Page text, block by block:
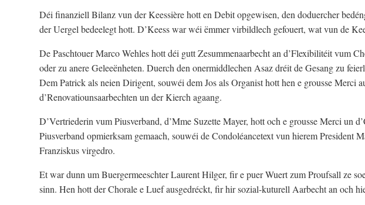
Déi finanziell Bilanz vun der Keessière hott en Debit opgewisen, den doduercher
der Uergel bedeelegt hott. D’Keess war wéi ëmmer virbildlech gefouert, wat vun de
De Paschtouer Marco Wehles hott déi gutt Zesummenaarbecht an d’Flexibilitéit vum
oder zu anere Geleeënheten. Duerch den onermiddlechen Asaz dréit de Gesang zu
Dem Patrick als neien Dirigent, souwéi dem Jos als Organist hott hen e grousse Merci
d’Renovatiounsaarbechten un der Kierch agaang.
D’Vertriederin vum Piusverband, d’Mme Suzette Mayer, hott och e grousse Merci un
Piusverband opmierksam gemaach, souwéi de Condoléancetext vun hierem President
Franziskus virgedro.
Et war dunn um Buergermeeschter Laurent Hilger, fir e puer Wuert zum Proufsall ze
sinn. Hen hott der Chorale e Luef ausgedréckt, fir hir sozial-kuturell Aarbecht an och